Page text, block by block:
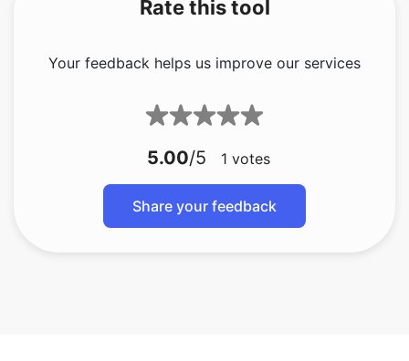
5.00
Share your feedback